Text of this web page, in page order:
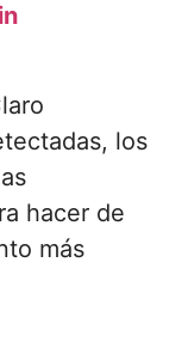
los
hacer de
más